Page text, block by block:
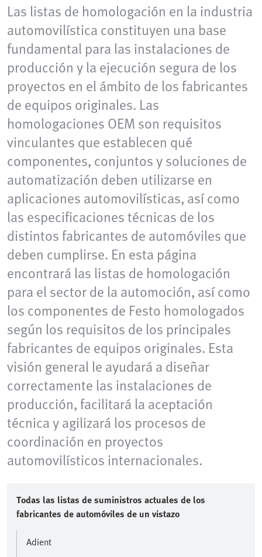
Las listas de homologación en la industria
automovilística constituyen una base
fundamental para las instalaciones de
producción y la ejecución segura de los
proyectos en el ámbito de los fabricantes
de equipos originales. Las
homologaciones OEM son requisitos
vinculantes que establecen qué
componentes, conjuntos y soluciones de
automatización deben utilizarse en
aplicaciones automovilísticas, así como
las especificaciones técnicas de los
distintos fabricantes de automóviles que
deben cumplirse. En esta página
encontrará las listas de homologación
para el sector de la automoción, así como
los componentes de Festo homologados
según los requisitos de los principales
fabricantes de equipos originales. Esta
visión general le ayudará a diseñar
correctamente las instalaciones de
producción, facilitará la aceptación
técnica y agilizará los procesos de
coordinación en proyectos
automovilísticos internacionales.
Todas las listas de suministros actuales de los
fabricantes de automóviles de un vistazo
Adient